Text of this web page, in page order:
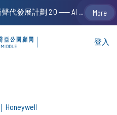
登入
｜ Honeywell
【VM 布爾喬亞招募中】新聲代發展計劃 2.0 ── AI PR 人才加速養成計劃（歡迎「應屆畢業生」、「一年以下相關 / 三年以下非相關經驗工作者」申請加入） More